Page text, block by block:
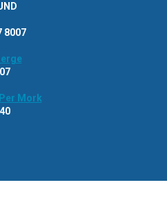
8007
Per Mork